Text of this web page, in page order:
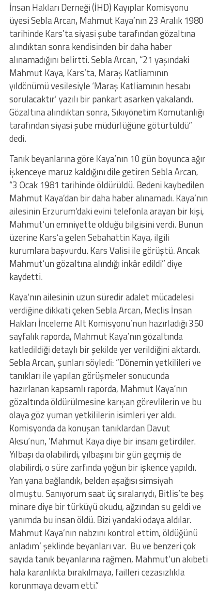
İnsan Hakları Derneği (İHD) Kayıplar Komisyonu
üyesi Sebla Arcan, Mahmut Kaya’nın 23 Aralık 1980
tarihinde Kars’ta siyasi şube tarafından gözaltına
alındıktan sonra kendisinden bir daha haber
alınamadığını belirtti. Sebla Arcan, “21 yaşındaki
Mahmut Kaya, Kars’ta, Maraş Katliamının
yıldönümü vesilesiyle ‘Maraş Katliamının hesabı
sorulacaktır’ yazılı bir pankart asarken yakalandı.
Gözaltına alındıktan sonra, Sıkıyönetim Komutanlığı
tarafından siyasi şube müdürlüğüne götürtüldü”
dedi.
Tanık beyanlarına göre Kaya’nın 10 gün boyunca ağır
işkenceye maruz kaldığını dile getiren Sebla Arcan,
“3 Ocak 1981 tarihinde öldürüldü. Bedeni kaybedilen
Mahmut Kaya’dan bir daha haber alınamadı. Kaya’nın
ailesinin Erzurum’daki evini telefonla arayan bir kişi,
Mahmut’un emniyette olduğu bilgisini verdi. Bunun
üzerine Kars’a gelen Sebahattin Kaya, ilgili
kurumlara başvurdu. Kars Valisi ile görüştü. Ancak
Mahmut’un gözaltına alındığı inkâr edildi” diye
kaydetti.
Kaya’nın ailesinin uzun süredir adalet mücadelesi
verdiğine dikkati çeken Sebla Arcan, Meclis İnsan
Hakları İnceleme Alt Komisyonu’nun hazırladığı 350
sayfalık raporda, Mahmut Kaya’nın gözaltında
katledildiği detaylı bir şekilde yer verildiğini aktardı.
Sebla Arcan, şunları söyledi: “Dönemin yetkilileri ve
tanıkları ile yapılan görüşmeler sonucunda
hazırlanan kapsamlı raporda, Mahmut Kaya’nın
gözaltında öldürülmesine karışan görevlilerin ve bu
olaya göz yuman yetkililerin isimleri yer aldı.
Komisyonda da konuşan tanıklardan Davut
Aksu’nun, ‘Mahmut Kaya diye bir insanı getirdiler.
Yılbaşı da olabilirdi, yılbaşını bir gün geçmiş de
olabilirdi, o süre zarfında yoğun bir işkence yapıldı.
Yan yana bağlandık, belden aşağısı simsiyah
olmuştu. Sanıyorum saat üç sıralarıydı, Bitlis’te beş
minare diye bir türküyü okudu, ağzından su geldi ve
yanımda bu insan öldü. Bizi yandaki odaya aldılar.
Mahmut Kaya’nın nabzını kontrol ettim, öldüğünü
anladım’ şeklinde beyanları var. Bu ve benzeri çok
sayıda tanık beyanlarına rağmen, Mahmut’un akıbeti
hala karanlıkta bırakılmaya, failleri cezasızlıkla
korunmaya devam etti.”